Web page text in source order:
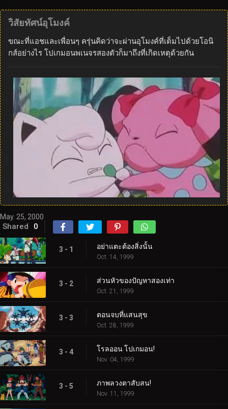
วิสัยทัศน์อุโมงค์
ขณะที่แอชและเพื่อนๆ ครุ่นคิดว่าจะผ่านอุโมงค์ที่เต็มไปด้วยโอนิ
กส์อย่างไร โปเกมอนพเนจรสองตัวก็มาถึงที่เกิดเหตุด้วยกัน
May. 25, 2000
Shared 0
3 - 1 อย่าแตะต้องสิ่งนั้น
Oct. 14, 1999
3 - 2 ส่วนหัวของปัญหาสองเท่า
Oct. 21, 1999
3 - 3 ตอนจบที่แสนสุข
Oct. 28, 1999
3 - 4 โรลออน โปเกมอน!
Nov. 04, 1999
3 - 5 ภาพลวงตาสับสน!
Nov. 11, 1999